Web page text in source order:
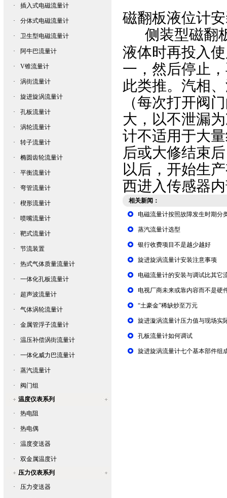
· 插入式电磁流量计
· 分体式电磁流量计
· 卫生型电磁流量计
· 阿牛巴流量计
· V锥流量计
· 涡街流量计
· 旋进旋涡流量计
· 孔板流量计
· 涡轮流量计
· 转子流量计
· 椭圆齿轮流量计
· 平衡流量计
· 弯管流量计
· 楔形流量计
· 喷嘴流量计
· 靶式流量计
· 节流装置
· 热式气体质量流量计
· 一体化孔板流量计
· 超声波流量计
· 气体涡轮流量计
· 金属管浮子流量计
· 温压补偿涡街流量计
· 一体化威力巴流量计
· 蒸汽流量计
·
阀门组
温度仪表系列
·
热电阻
· 热电偶
· 温度变送器
·
双金属温度计
压力仪表系列
·
压力变送器
磁翻板液位计
侧装型磁翻
液体时再投入
一，然后停止
此类推。汽相
（每次打开阀
大，以不泄漏
计不适用于大
后或大修结束
以后，开始生
西进入传感器
相关新闻：
电磁流量计按照故障发生时期分
蒸汽流量计选型
银行收费项目不是越少越好
旋进旋涡流量计安装注意事项
电磁流量计的安装与调试比其它
电视厂商未来或靠内容而不是硬
“土豪金”稀缺炒至万元
旋进漩涡流量计压力值与现场实
孔板流量计如何调试
旋进旋涡流量计七个基本部件组